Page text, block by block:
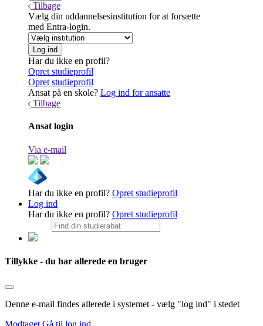
Tilbage
Vælg din uddannelsesinstitution for at forsætte
med Entra-login.
Har du ikke en profil?
Opret studieprofil
Opret studieprofil
Ansat på en skole? Log ind for ansatte
Tilbage
Ansat login
Via e-mail
Har du ikke en profil? Opret studieprofil
Log ind
Har du ikke en profil? Opret studieprofil
Tillykke - du har allerede en bruger
Denne e-mail findes allerede i systemet - vælg "log ind" i stedet
Modtaget Gå til log ind